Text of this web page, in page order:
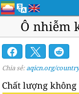
Ô nhiễm
Chia sẻ: aqicn.org/
Chất lượng